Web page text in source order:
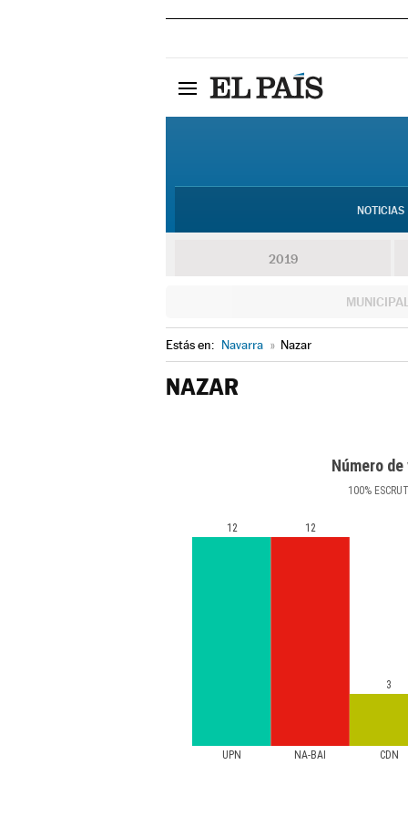
NOTICIAS
2019
Estás en: Navarra » Nazar
NAZAR
Número
100%
UPN NA-BAI CDN
12 12
3